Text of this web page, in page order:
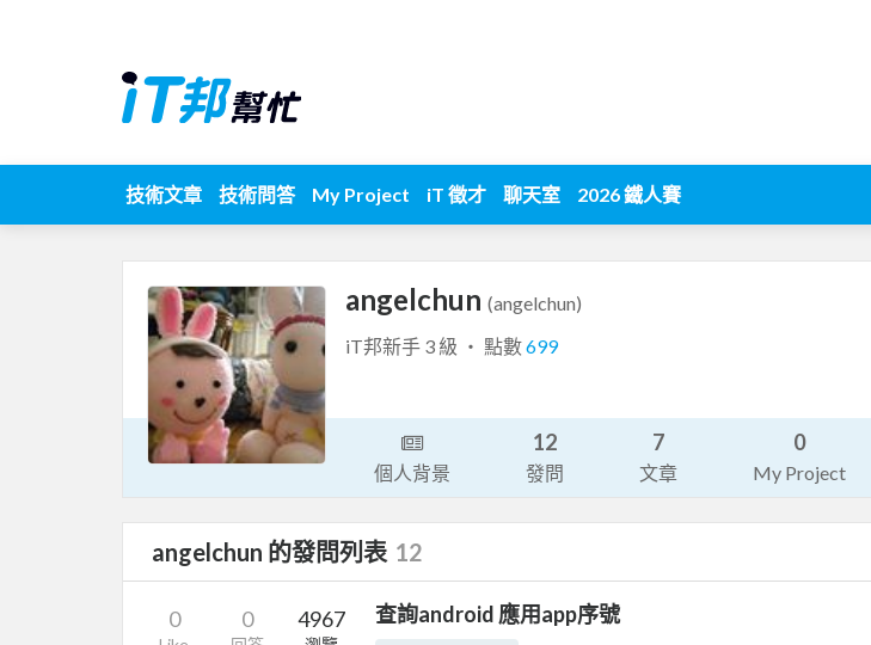
技術文章 技術問答 My Project iT 徵才 聊天室 2026 鐵人賽
angelchun (angelchun)
iT邦新手 3 級 ‧ 點數699
個人背景
12
發問
7
文章
0
My Project
angelchun 的發問列表 12
0 0 4967 查詢android 應用app序號